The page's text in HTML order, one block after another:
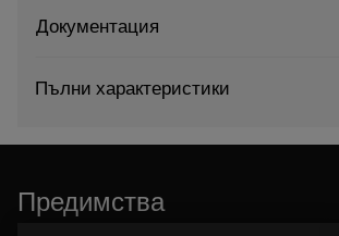
Документация
Пълни характеристики
Предимства